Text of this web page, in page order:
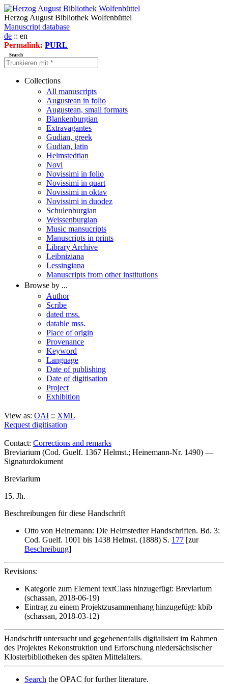
Herzog August Bibliothek Wolfenbüttel
Manuscript database
de :: en
Permalink: PURL
Search
Collections
All manuscripts
Augustean in folio
Augustean, small formats
Blankenburgian
Extravagantes
Gudian, greek
Gudian, latin
Helmstedtian
Novi
Novissimi in folio
Novissimi in quart
Novissimi in oktav
Novissimi in duodez
Schulenburgian
Weissenburgian
Music mansucripts
Manuscripts in prints
Library Archive
Leibniziana
Lessingiana
Manuscripts from other institutions
Browse by ...
Author
Scribe
dated mss.
datable mss.
Place of origin
Provenance
Keyword
Language
Date of publishing
Date of digitisation
Project
Exhibition
View as: OAI :: XML
Request digitisation
Contact: Corrections and remarks
Breviarium (Cod. Guelf. 1367 Helmst.; Heinemann-Nr. 1490) —
Signaturdokument
Breviarium
15. Jh.
Beschreibungen für diese Handschrift
Otto von Heinemann: Die Helmstedter Handschriften. Bd. 3:
Cod. Guelf. 1001 bis 1438 Helmst. (1888) S. 177 [zur
Beschreibung]
Revisions:
Kategorie zum Element textClass hinzugefügt: Breviarium
(schassan, 2018-06-19)
Eintrag zu einem Projektzusammenhang hinzugefügt: kbib
(schassan, 2018-03-12)
Handschrift untersucht und gegebenenfalls digitalisiert im Rahmen
des Projektes Rekonstruktion und Erforschung niedersächsischer
Klosterbibliotheken des späten Mittelalters.
Search the OPAC for further literature.